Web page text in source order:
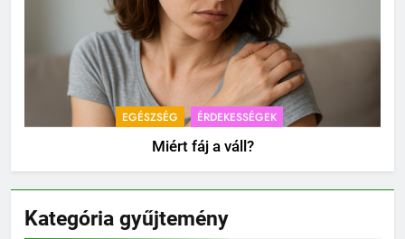
EGÉSZSÉG ÉRDEKESSÉGEK
Miért fáj a váll?
Kategória gyűjtemény